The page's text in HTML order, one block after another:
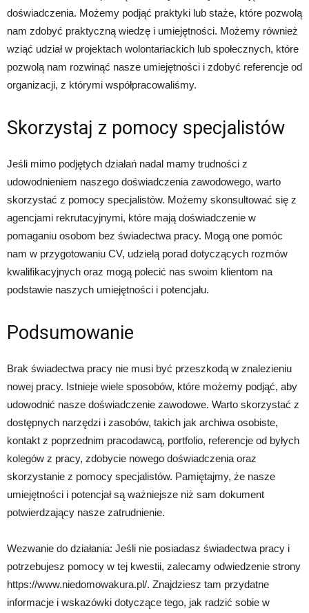
doświadczenia. Możemy podjąć praktyki lub staże, które pozwolą
nam zdobyć praktyczną wiedzę i umiejętności. Możemy również
wziąć udział w projektach wolontariackich lub społecznych, które
pozwolą nam rozwinąć nasze umiejętności i zdobyć referencje od
organizacji, z którymi współpracowaliśmy.
Skorzystaj z pomocy specjalistów
Jeśli mimo podjętych działań nadal mamy trudności z
udowodnieniem naszego doświadczenia zawodowego, warto
skorzystać z pomocy specjalistów. Możemy skonsultować się z
agencjami rekrutacyjnymi, które mają doświadczenie w
pomaganiu osobom bez świadectwa pracy. Mogą one pomóc
nam w przygotowaniu CV, udzielą porad dotyczących rozmów
kwalifikacyjnych oraz mogą polecić nas swoim klientom na
podstawie naszych umiejętności i potencjału.
Podsumowanie
Brak świadectwa pracy nie musi być przeszkodą w znalezieniu
nowej pracy. Istnieje wiele sposobów, które możemy podjąć, aby
udowodnić nasze doświadczenie zawodowe. Warto skorzystać z
dostępnych narzędzi i zasobów, takich jak archiwa osobiste,
kontakt z poprzednim pracodawcą, portfolio, referencje od byłych
kolegów z pracy, zdobycie nowego doświadczenia oraz
skorzystanie z pomocy specjalistów. Pamiętajmy, że nasze
umiejętności i potencjał są ważniejsze niż sam dokument
potwierdzający nasze zatrudnienie.
Wezwanie do działania: Jeśli nie posiadasz świadectwa pracy i
potrzebujesz pomocy w tej kwestii, zalecamy odwiedzenie strony
https://www.niedomowakura.pl/. Znajdziesz tam przydatne
informacje i wskazówki dotyczące tego, jak radzić sobie w